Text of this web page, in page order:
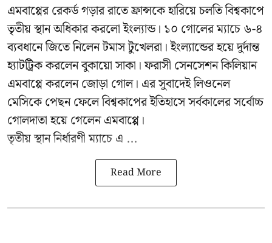
এমবাপ্পের রেকর্ড গড়ার রাতে ফ্রান্সকে হারিয়ে চলতি বিশ্বকাপে
তৃতীয় স্থান অধিকার করলো ইংল্যান্ড। ১০ গোলের ম্যাচে ৬-৪
ব্যবধানে জিতে নিলেন টমাস টুখেলরা। ইংল্যান্ডের হয়ে দুর্দান্ত
হ্যাটট্রিক করলেন বুকায়ো সাকা। ফরাসী সেনসেশন কিলিয়ান
এমবাপ্পে করলেন জোড়া গোল। এর সুবাদেই লিওনেল
মেসিকে পেছন ফেলে বিশ্বকাপের ইতিহাসে সর্বকালের সর্বোচ্চ
গোলদাতা হয়ে গেলেন এমবাপ্পে।
তৃতীয় স্থান নির্ধারণী ম্যাচে এ ...
Read More